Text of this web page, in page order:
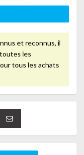
et reconnus, il
les
tous les achats